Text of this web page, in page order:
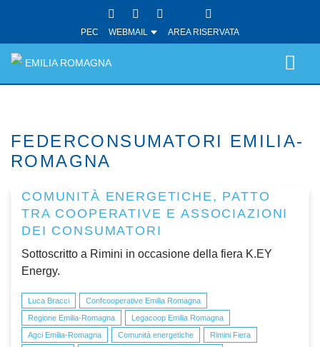
PEC WEBMAIL AREA RISERVATA
EMILIA ROMAGNA
FEDERCONSUMATORI EMILIA-
ROMAGNA
COMUNITÀ ENERGETICHE, PATTO
TRA COOPERATIVE E ASSOCIAZIONI
DEI CONSUMATORI
Sottoscritto a Rimini in occasione della fiera K.EY
Energy.
Luca Bracci
Confcooperative Emilia Romagna
Regione Emilia-Romagna
Legacoop Emilia Romagna
Agci Emilia-Romagna
Comunità energetiche
Rimini Fiera